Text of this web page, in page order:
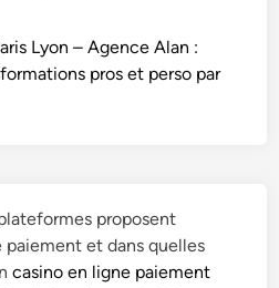
Lyon – Agence Alan :
pros et perso par
proposent
et dans quelles
casino en ligne paiement